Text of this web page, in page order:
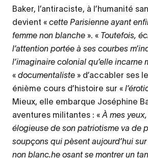
Baker, l’antiraciste, à l’humanité
devient « cette Parisienne ayant
femme non blanche ». « Toutefois,
l’attention portée à ses courbes
l’imaginaire colonial qu’elle incarne
« documentaliste » d’accabler ses
énième cours d’histoire sur «
Mieux, elle embarque Joséphine
aventures militantes : « À mes
élogieuse de son patriotisme va de
soupçons qui pèsent aujourd’hui
non blanc.he osant se montrer un